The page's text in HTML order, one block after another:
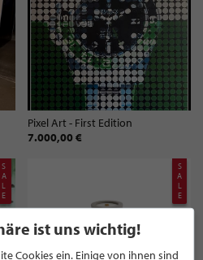
Pixel Art - First Edition
7.000,00 €
S
A
L
E
S
A
L
E
ist uns wichtig!
Cookies ein. Einige von ihnen sind